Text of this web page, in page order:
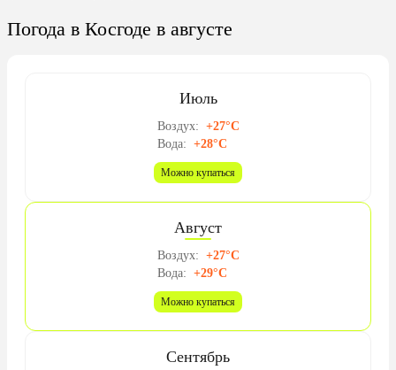
Погода в Косгоде в августе
Июль
Воздух: +27°C
Вода: +28°C
Можно купаться
Август
Воздух: +27°C
Вода: +29°C
Можно купаться
Сентябрь